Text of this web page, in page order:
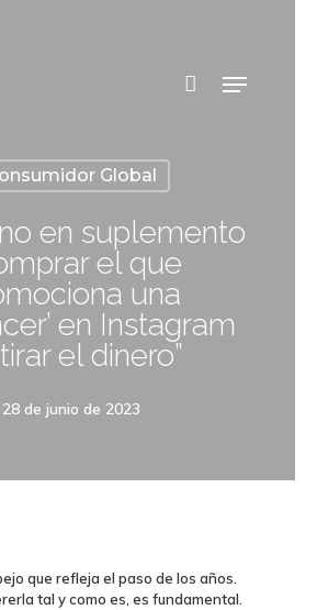
Global
en suplemento
el que
una
en Instagram
el dinero”
28 de junio de 2023
que refleja el paso de los años.
tal y como es, es fundamental.